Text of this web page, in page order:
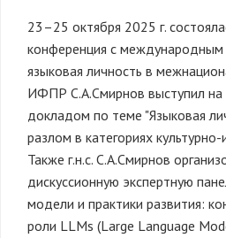
23–25 октября 2025 г.
конференция с международным
языковая личность в
ИФПР С.А.Смирнов выступил на
докладом по теме "Языковая
разлом в категориях
Также г.н.с. С.А.Смирнов
дискуссионную экспертную
модели и практики развития:
роли LLMs (Large Language